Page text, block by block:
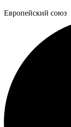
Европейский союз